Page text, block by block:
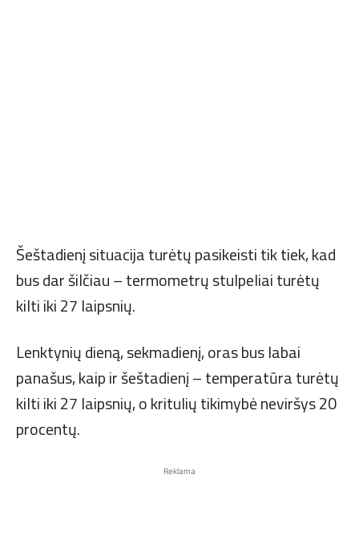
Šeštadienį situacija turėtų pasikeisti tik tiek, kad
bus dar šilčiau – termometrų stulpeliai turėtų
kilti iki 27 laipsnių.
Lenktynių dieną, sekmadienį, oras bus labai
panašus, kaip ir šeštadienį – temperatūra turėtų
kilti iki 27 laipsnių, o kritulių tikimybė neviršys 20
procentų.
Reklama